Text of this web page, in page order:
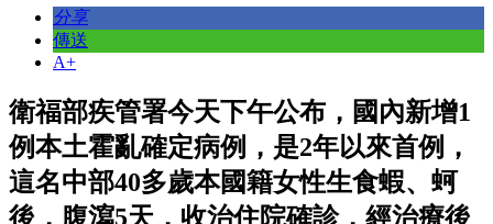
分享
傳送
A+
衛福部疾管署今天下午公布，國內新增1
例本土霍亂確定病例，是2年以來首例，
這名中部40多歲本國籍女性生食蝦、蚵
後，腹瀉5天，收治住院確診，經治療後